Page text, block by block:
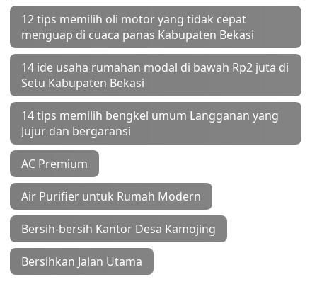
12 tips memilih oli motor yang tidak cepat
menguap di cuaca panas Kabupaten Bekasi
14 ide usaha rumahan modal di bawah Rp2 juta di
Setu Kabupaten Bekasi
14 tips memilih bengkel umum Langganan yang
Jujur dan bergaransi
AC Premium
Air Purifier untuk Rumah Modern
Bersih-bersih Kantor Desa Kamojing
Bersihkan Jalan Utama